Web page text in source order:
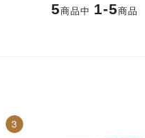
5商品中 1-5商品